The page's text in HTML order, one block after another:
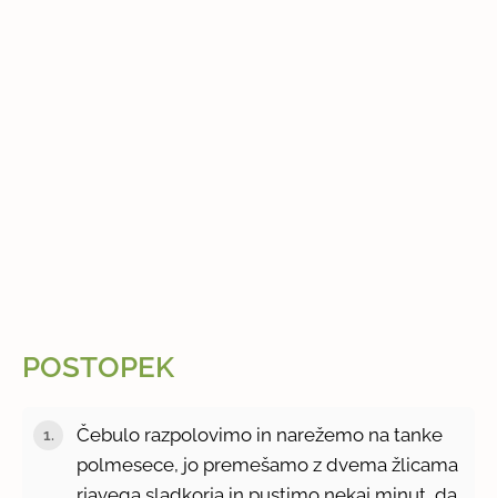
POSTOPEK
Čebulo razpolovimo in narežemo na tanke
polmesece, jo premešamo z dvema žlicama